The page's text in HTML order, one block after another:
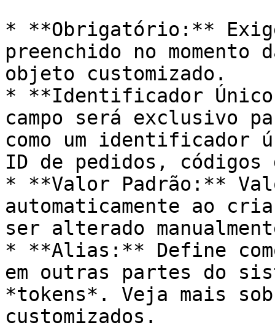
* **Obrigatório:**
preenchido no
objeto customizado.
* **Identificador
campo será exclusivo
como um identificador
ID de pedidos,
* **Valor Padrão:**
automaticamente ao
ser alterado
* **Alias:** Define
em outras partes do
*tokens*. Veja mais
customizados.